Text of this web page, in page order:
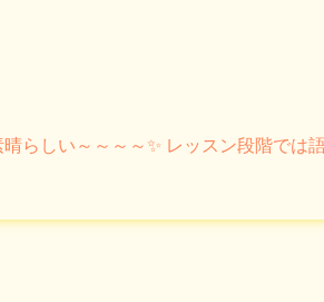
らしい～～～～✨ レッスン段階では